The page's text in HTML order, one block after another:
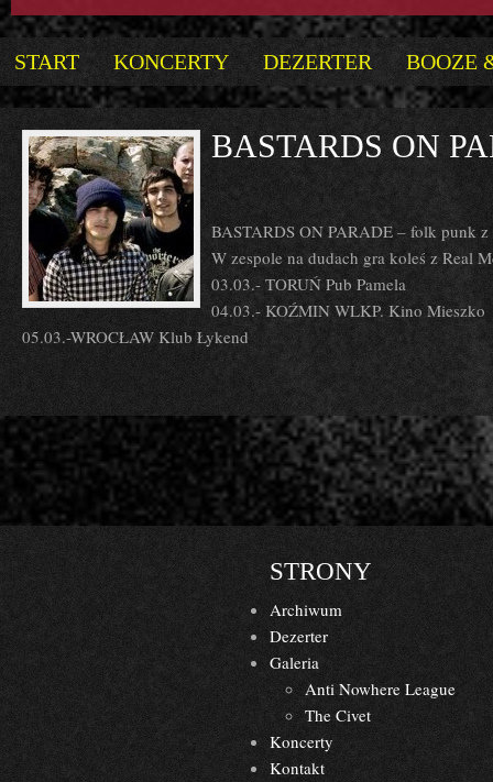
START KONCERTY DEZERTER BOOZE
BASTARDS ON
BASTARDS ON PARADE – folk punk
W zespole na dudach gra koleś z Real
03.03.- TORUŃ Pub Pamela
04.03.- KOŹMIN WLKP. Kino Mieszko
05.03.-WROCŁAW Klub Łykend
STRONY
Archiwum
Dezerter
Galeria
Anti Nowhere League
The Civet
Koncerty
Kontakt